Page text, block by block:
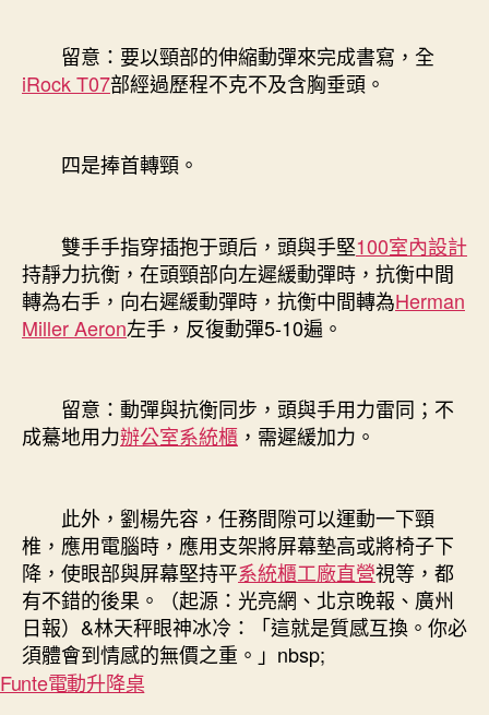
留意：要以頸部的伸縮動彈來完成書寫，全
iRock T07部經過歷程不克不及含胸垂頭。
四是捧首轉頸。
雙手手指穿插抱于頭后，頭與手堅100室內設計
持靜力抗衡，在頭頸部向左遲緩動彈時，抗衡中間
轉為右手，向右遲緩動彈時，抗衡中間轉為Herman
Miller Aeron左手，反復動彈5-10遍。
留意：動彈與抗衡同步，頭與手用力雷同；不
成驀地用力辦公室系統櫃 ，需遲緩加力。
此外，劉楊先容，任務間隙可以運動一下頸
椎，應用電腦時，應用支架將屏幕墊高或將椅子下
降，使眼部與屏幕堅持平系統櫃工廠直營視等，都
有不錯的後果。（起源：光亮網、北京晚報、廣州
日報）&林天秤眼神冰冷：「這就是質感互換。你必
須體會到情感的無價之重。」nbsp;
Funte電動升降桌